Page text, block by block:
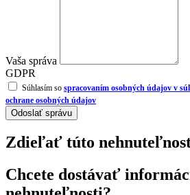
Vaša správa
GDPR
Súhlasím so spracovaním osobných údajov v
ochrane osobných údajov
Odoslať správu
Zdieľať túto
Chcete dostávať